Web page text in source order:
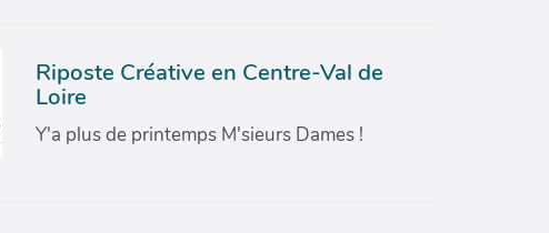
Riposte Créative en Centre-Val de
Loire
Y'a plus de printemps M'sieurs Dames !